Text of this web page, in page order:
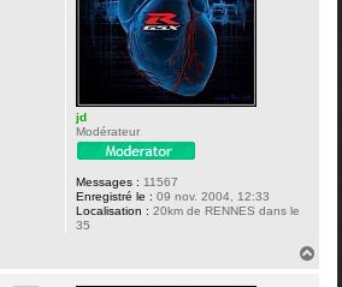
jd
Modérateur
Messages : 11567
Enregistré le : 09 nov. 2004, 12:33
Localisation : 20km de RENNES dans le
35